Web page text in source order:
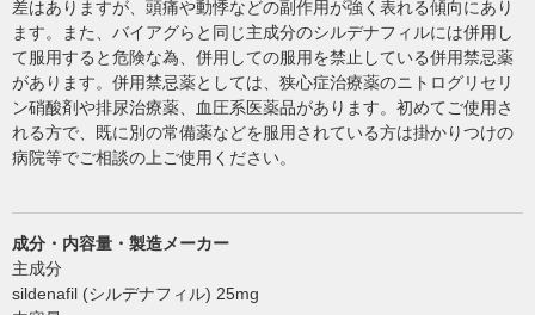
差はありますが、頭痛や動悸などの副作用が強く表れる傾向にあり
ます。また、バイアグらと同じ主成分のシルデナフィルには併用し
て服用すると危険な為、併用しての服用を禁止している併用禁忌薬
があります。併用禁忌薬としては、狭心症治療薬のニトログリセリ
ン硝酸剤や排尿治療薬、血圧系医薬品があります。初めてご使用さ
れる方で、既に別の常備薬などを服用されている方は掛かりつけの
病院等でご相談の上ご使用ください。
成分・内容量・製造メーカー
主成分
sildenafil (シルデナフィル) 25mg